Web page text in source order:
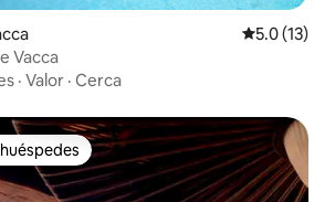
Calificación
5.0 (13)
Vacca
· Valor · Cerca
Favorito entre huéspedes